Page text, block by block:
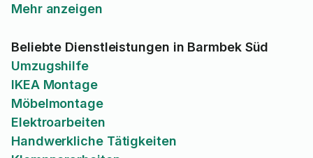
Mehr anzeigen
Beliebte Dienstleistungen in Barmbek Süd
Umzugshilfe
IKEA Montage
Möbelmontage
Elektroarbeiten
Handwerkliche Tätigkeiten